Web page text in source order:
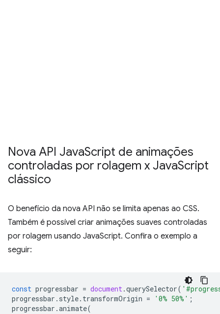
Nova API JavaScript de animações
controladas por rolagem x JavaScript
clássico
O benefício da nova API não se limita apenas ao CSS.
Também é possível criar animações suaves controladas
por rolagem usando JavaScript. Confira o exemplo a
seguir:
const progressbar = document.querySelector(
progressbar . style. transformOrigin = '0% 50%' ;
progressbar .animate(